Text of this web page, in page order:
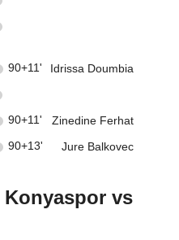
Idrissa Doumbia
90+11'
Zinedine Ferhat
90+11'
Jure Balkovec
90+13'
vs